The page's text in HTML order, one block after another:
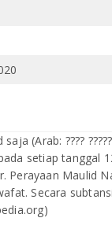
(Arab: ????
setiap tanggal
Perayaan Maulid
Secara